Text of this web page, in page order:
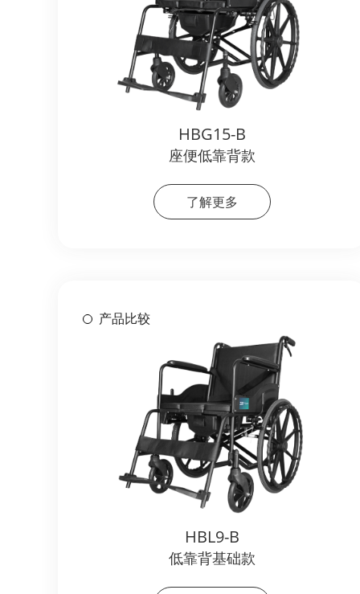
HBG15-B
座便低靠背款
了解更多
产品比较
HBL9-B
低靠背基础款